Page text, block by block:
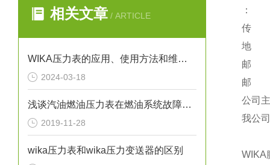
相关文章 / ARTICLE
WIKA压力表的应用、使用方法和维护要点解析
2024-03-18
浅谈汽油燃油压力表在燃油系统故障排除中的应用
2019-11-28
wika压力表和wika压力变送器的区别
：
传 真
地 址
邮
邮
公司
我公
WIKA